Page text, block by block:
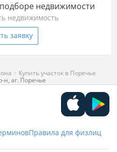
недвижимости
недвижимость
заявку
Купить участок в Поречье
н, аг. Поречье
Правила для физлиц